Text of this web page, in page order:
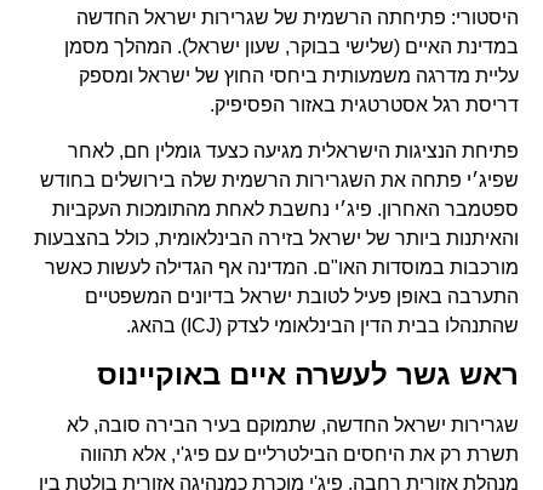
היסטורי: פתיחתה הרשמית של שגרירות ישראל החדשה
במדינת האיים (שלישי בבוקר, שעון ישראל). המהלך מסמן
עליית מדרגה משמעותית ביחסי החוץ של ישראל ומספק
דריסת רגל אסטרטגית באזור הפסיפיק.
פתיחת הנציגות הישראלית מגיעה כצעד גומלין חם, לאחר
שפיג׳י פתחה את השגרירות הרשמית שלה בירושלים בחודש
ספטמבר האחרון. פיג׳י נחשבת לאחת מהתומכות העקביות
והאיתנות ביותר של ישראל בזירה הבינלאומית, כולל בהצבעות
מורכבות במוסדות האו"ם. המדינה אף הגדילה לעשות כאשר
התערבה באופן פעיל לטובת ישראל בדיונים המשפטיים
שהתנהלו בבית הדין הבינלאומי לצדק (ICJ) בהאג.
ראש גשר לעשרה איים באוקיינוס
שגרירות ישראל החדשה, שתמוקם בעיר הבירה סובה, לא
תשרת רק את היחסים הבילטרליים עם פיג'י, אלא תהווה
מנהלת אזורית רחבה. פיג'י מוכרת כמנהיגה אזורית בולטת בין